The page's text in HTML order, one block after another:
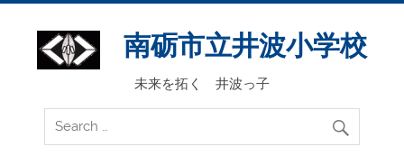
Skip
content
南砺市立井波小学校
未来を拓く 井波っ子